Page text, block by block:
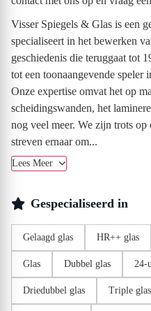
Visser Spiegels & Glas is een
specialiseert in het bewerken
geschiedenis die teruggaat tot
tot een toonaangevende speler
Onze expertise omvat het op
scheidingswanden, het
nog veel meer. We zijn trots op
streven ernaar om...
Lees Meer
Gespecialiseerd in
Gelaagd glas HR++ glas
Glas Dubbel glas 24-
Driedubbel glas Triple glas